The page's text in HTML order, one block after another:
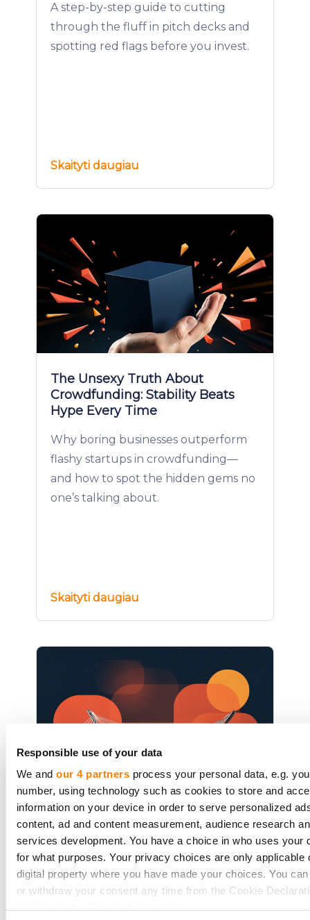
Responsible use of your data
We and our 4 partnersprocess your personal data, e.g.
number, using technology such as cookies to store and
information on your device in order to serve personalized
content, ad and content measurement, audience research
services development. You have a choice in who uses your
for what purposes. Your privacy choices are only applicable
digital property where you have made your choices. You
or withdraw your consent any time from the Cookie
A step-by-step guide to cutting
through the fluff in pitch decks and
spotting red flags before you invest.
Skaityti daugiau
The Unsexy Truth About
Crowdfunding: Stability Beats
Hype Every Time
Why boring businesses outperform
flashy startups in crowdfunding—
and how to spot the hidden gems no
one’s talking about.
Skaityti daugiau
Crowdfunding for the Lazy
Investor: How to Pick Projects
Without the Headache
A no-effort guide to crowdfunding
for those who want returns without
the research overload. Perfect for